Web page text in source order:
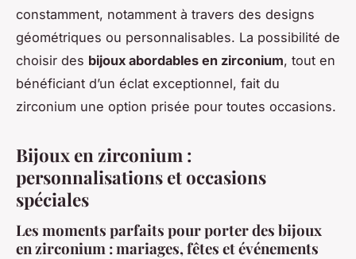
constamment, notamment à travers des designs
géométriques ou personnalisables. La possibilité de
choisir des bijoux abordables en zirconium, tout en
bénéficiant d’un éclat exceptionnel, fait du
zirconium une option prisée pour toutes occasions.
Bijoux en zirconium :
personnalisations et occasions
spéciales
Les moments parfaits pour porter des bijoux
en zirconium : mariages, fêtes et événements